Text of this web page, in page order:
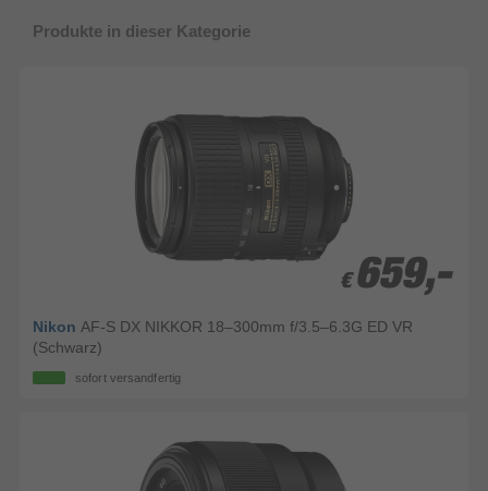
Produkte in dieser Kategorie
€ 659,-
€ 659,-
Nikon AF-S DX NIKKOR 18–300mm f/3.5–6.3G ED VR
(Schwarz)
sofort versandfertig